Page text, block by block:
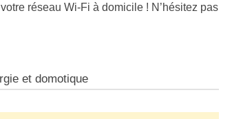
réseau Wi-Fi à domicile ! N’hésitez pas
et domotique